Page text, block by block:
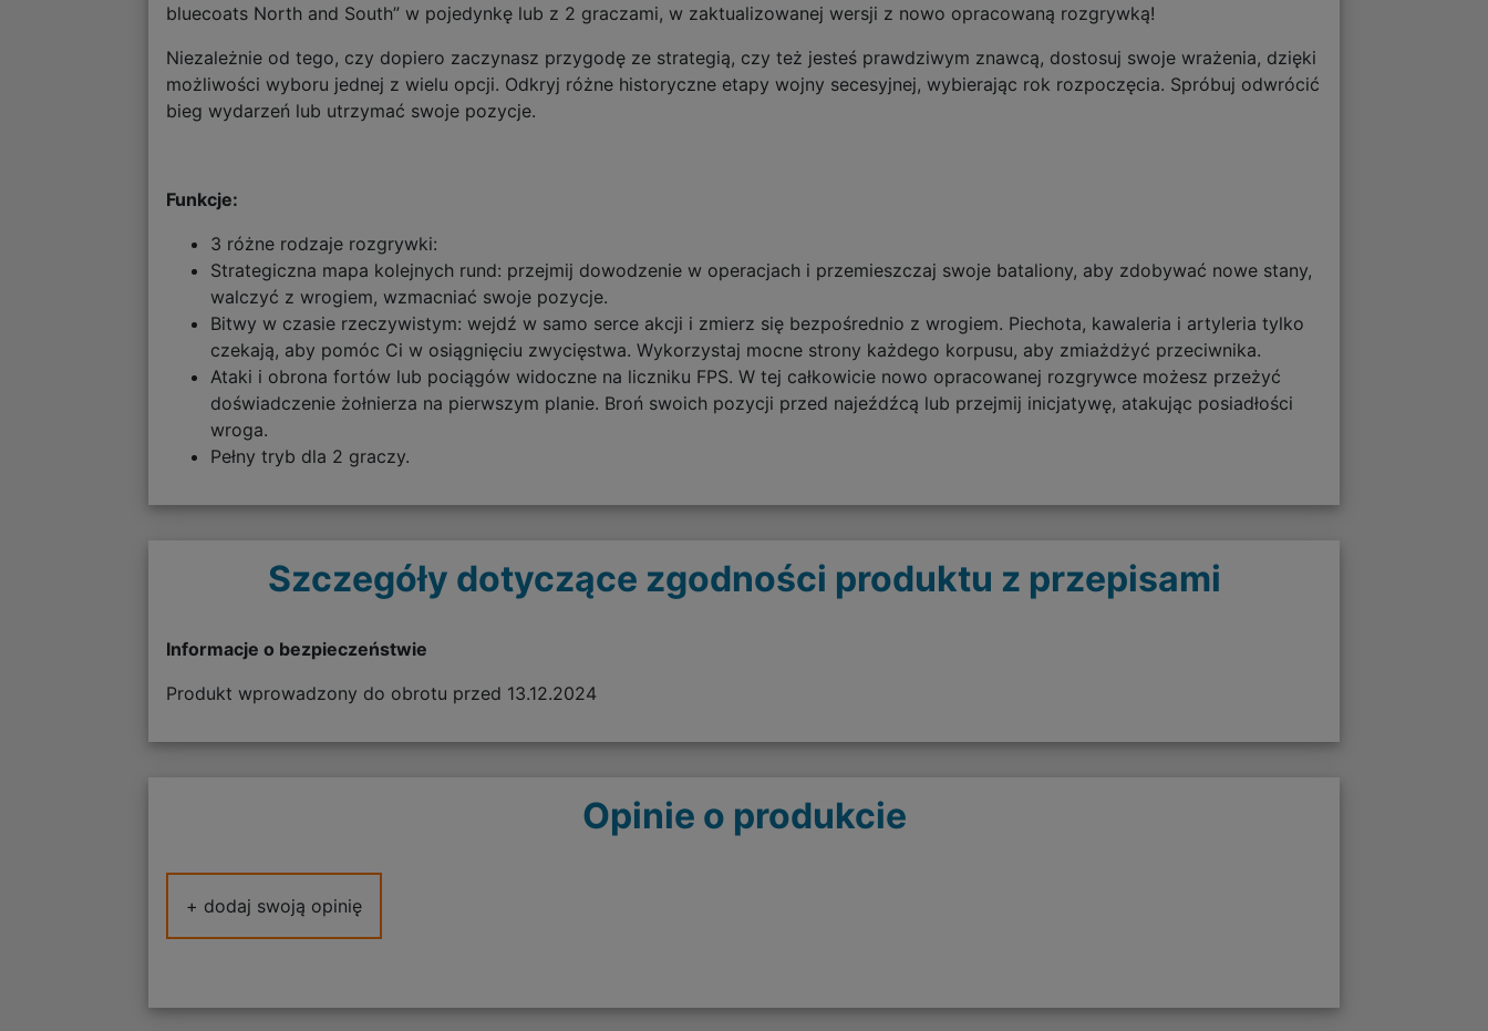
bluecoats North and South” w pojedynkę lub z 2 graczami, w zaktualizowanej wersji z nowo opracowaną rozgrywką!
Niezależnie od tego, czy dopiero zaczynasz przygodę ze strategią, czy też jesteś prawdziwym znawcą, dostosuj swoje wrażenia, dzięki
możliwości wyboru jednej z wielu opcji. Odkryj różne historyczne etapy wojny secesyjnej, wybierając rok rozpoczęcia. Spróbuj odwrócić
bieg wydarzeń lub utrzymać swoje pozycje.
Funkcje:
3 różne rodzaje rozgrywki:
Strategiczna mapa kolejnych rund: przejmij dowodzenie w operacjach i przemieszczaj swoje bataliony, aby zdobywać nowe stany,
walczyć z wrogiem, wzmacniać swoje pozycje.
Bitwy w czasie rzeczywistym: wejdź w samo serce akcji i zmierz się bezpośrednio z wrogiem. Piechota, kawaleria i artyleria tylko
czekają, aby pomóc Ci w osiągnięciu zwycięstwa. Wykorzystaj mocne strony każdego korpusu, aby zmiażdżyć przeciwnika.
Ataki i obrona fortów lub pociągów widoczne na liczniku FPS. W tej całkowicie nowo opracowanej rozgrywce możesz przeżyć
doświadczenie żołnierza na pierwszym planie. Broń swoich pozycji przed najeźdźcą lub przejmij inicjatywę, atakując posiadłości
wroga.
Pełny tryb dla 2 graczy.
Szczegóły dotyczące zgodności produktu z przepisami
Informacje o bezpieczeństwie
Produkt wprowadzony do obrotu przed 13.12.2024
Opinie o produkcie
+ dodaj swoją opinię